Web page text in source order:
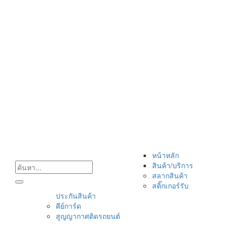
หน้าหลัก
สินค้า/บริการ
สลากสินค้า
สติ๊กเกอร์รับ
ประกันสินค้า
คีย์การ์ด
สูญญากาศติดรถยนต์